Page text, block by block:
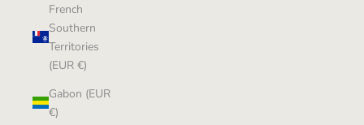
French
Southern
Territories
(EUR €)
Gabon (EUR
€)